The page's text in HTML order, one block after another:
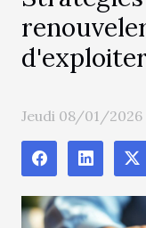
Jeudi 08/01/2026